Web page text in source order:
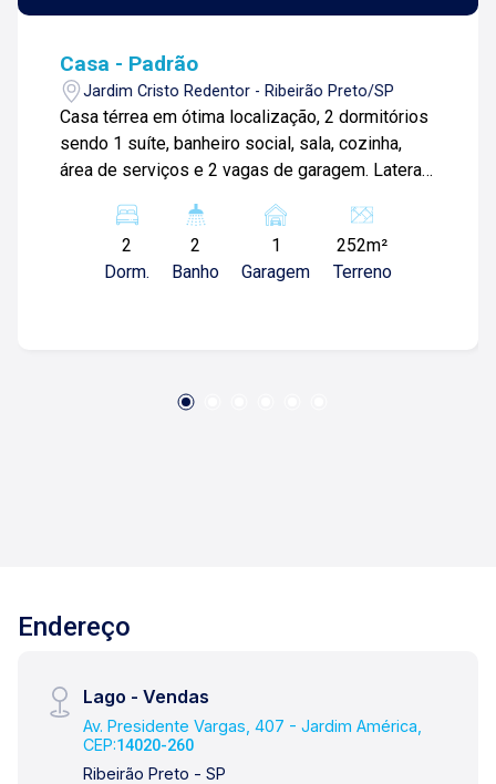
Casa - Padrão
Jardim Cristo Redentor - Ribeirão Preto/SP
Casa térrea em ótima localização, 2 dormitórios
sendo 1 suíte, banheiro social, sala, cozinha,
área de serviços e 2 vagas de garagem. Lateral
informações ou agendar visita - (1 6) 9 9 7 3 3 -
4 - 5 0 9 0
2
Dorm.
2
Banho
1
Garagem
252m²
Terreno
Endereço
Lago - Vendas
Av. Presidente Vargas, 407 - Jardim América,
CEP:14020-260
Ribeirão Preto - SP